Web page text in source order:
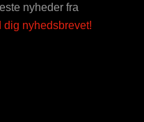
nyheder fra
dig nyhedsbrevet!